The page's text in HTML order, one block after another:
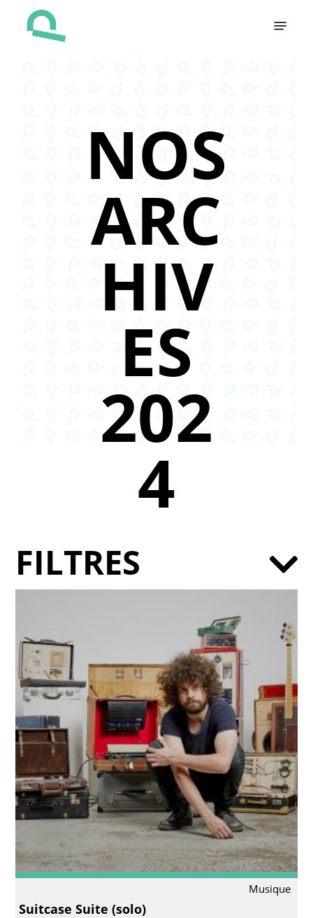
NOS
ARC
HIV
ES
202
4
Musique
Suitcase Suite (solo)
FILTRES